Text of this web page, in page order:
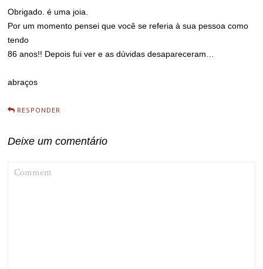
Obrigado. é uma joia.
Por um momento pensei que você se referia à sua pessoa como
tendo
86 anos!! Depois fui ver e as dúvidas desapareceram…
abraços
RESPONDER
Deixe um comentário